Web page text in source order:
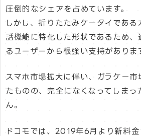
圧倒的なシェアを占めています。
しかし、折りたたみケータイである
話機能に特化した形状であるため、
るユーザーから根強い支持がありま
スマホ市場拡大に伴い、ガラケー市
たものの、完全になくなってしまっ
ん。
ドコモでは、2019年6月より新料金